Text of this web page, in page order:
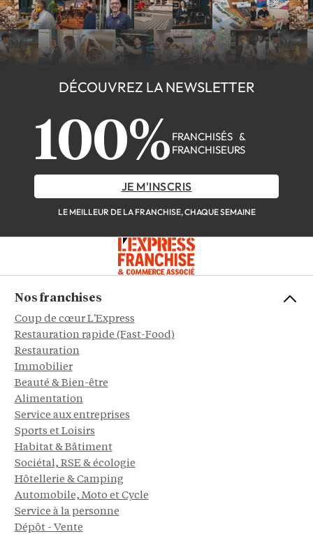
DÉCOUVREZ LA NEWSLETTER
100% FRANCHISÉS &
FRANCHISEURS
JE M'INSCRIS
LE MEILLEUR DE LA FRANCHISE, CHAQUE SEMAINE
Nos franchises
Coup de cœur L'Express
Restauration rapide (Fast-Food)
Restauration
Immobilier
Beauté & Bien-être
Alimentation
Service aux entreprises
Sports et Loisirs
Habitat & Bâtiment
Sociétal, RSE & écologie
Hôtellerie & Camping
Automobile, Moto et Cycle
Service à la personne
Dépôt - Vente